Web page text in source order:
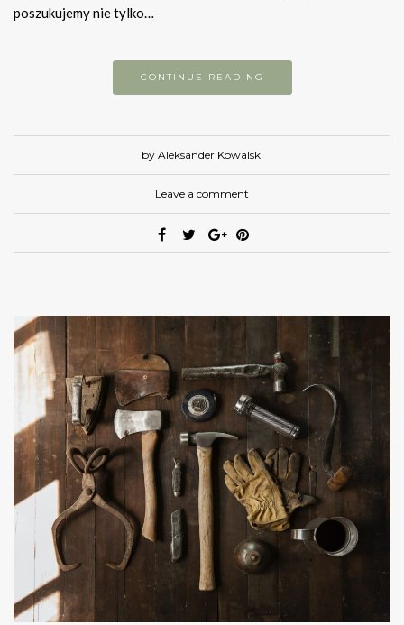
poszukujemy nie tylko…
CONTINUE READING
by Aleksander Kowalski
Leave a comment